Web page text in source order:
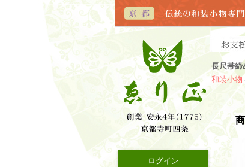
長尺帯
和装小物
ログイン